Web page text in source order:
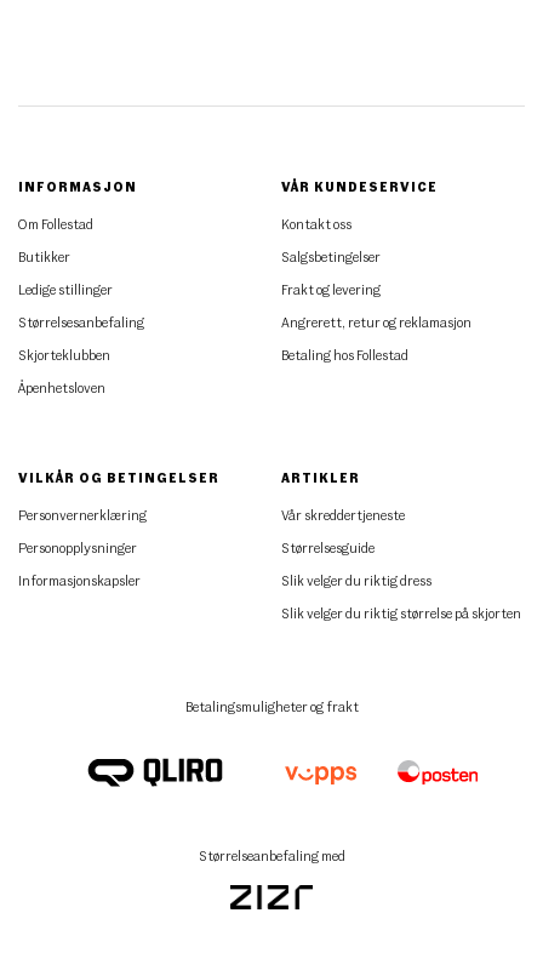
INFORMASJON
Om Follestad
Butikker
Ledige stillinger
Størrelsesanbefaling
Skjorteklubben
Åpenhetsloven
VÅR KUNDESERVICE
Kontakt oss
Salgsbetingelser
Frakt og levering
Angrerett, retur og reklamasjon
Betaling hos Follestad
VILKÅR OG BETINGELSER
Personvernerklæring
Personopplysninger
Informasjonskapsler
ARTIKLER
Vår skreddertjeneste
Størrelsesguide
Slik velger du riktig dress
Slik velger du riktig størrelse på skjorten
Betalingsmuligheter og frakt
Størrelseanbefaling med